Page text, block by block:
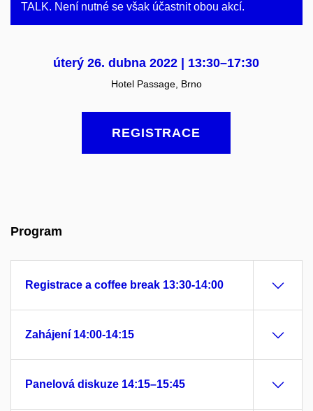
TALK. Není nutné se však účastnit obou akcí.
úterý 26. dubna 2022 | 13:30–17:30
Hotel Passage, Brno
REGISTRACE
Program
Registrace a coffee break 13:30-14:00
Zahájení 14:00-14:15
Panelová diskuze 14:15–15:45